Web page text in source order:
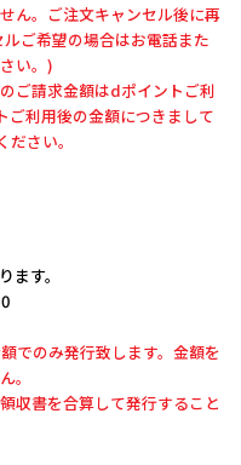
ん。ご注文キャンセル後に再
ご希望の場合はお電話また
い。)
ご請求金額はdポイントご利
ご利用後の金額につきまして
さい。
す。
でのみ発行致します。金額を
。
収書を合算して発行すること